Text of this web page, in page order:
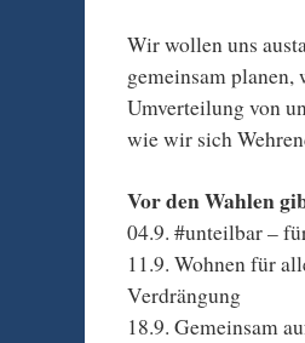
Wir wollen uns
gemeinsam
Umverteilung von
wie wir sich
Vor den Wahlen
04.9. #unteilbar –
11.9. Wohnen für
Verdrängung
18.9. Gemeinsam